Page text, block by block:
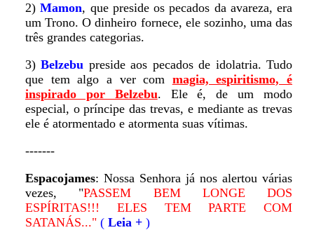
2)Mamon, que preside os pecados da avareza, era
um Trono. O dinheiro fornece, ele sozinho, uma das
três grandes categorias.
3)Belzebu preside aos pecados de idolatria. Tudo
que tem algo a ver com magia, espiritismo, é
inspirado por Belzebu. Ele é, de um modo
especial, o príncipe das trevas, e mediante as trevas
ele é atormentado e atormenta suas vítimas.
-------
Espacojames: Nossa Senhora já nos alertou várias
vezes, "PASSEM BEM LONGE DOS
ESPÍRITAS!!! ELES TEM PARTE COM
SATANÁS..."( Leia +)